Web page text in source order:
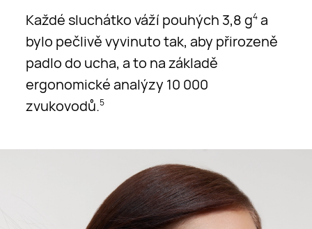
Každé sluchátko váží pouhých 3,8 g4 a
bylo pečlivě vyvinuto tak, aby přirozeně
padlo do ucha, a to na základě
ergonomické analýzy 10 000
zvukovodů.5